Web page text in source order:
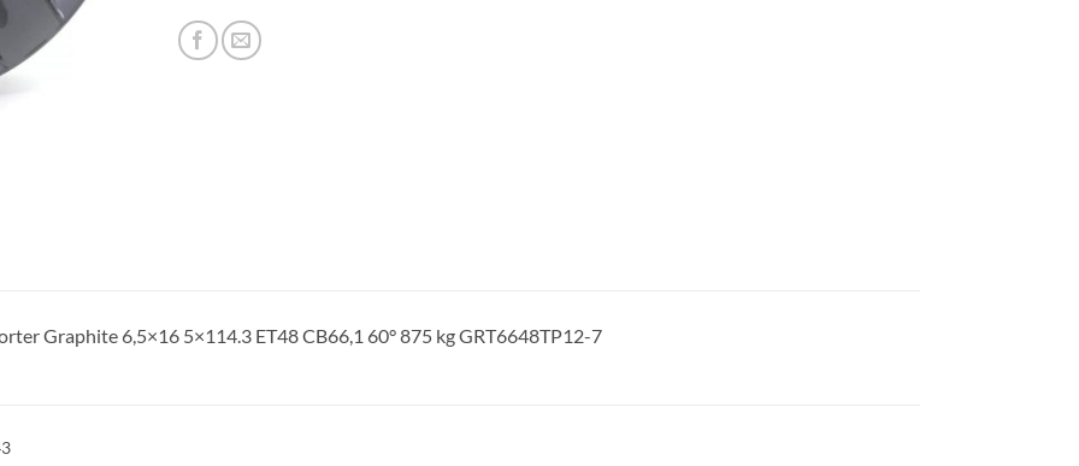
Graphite 6,5×16 5×114.3 ET48 CB66,1 60° 875 kg GRT6648TP12-7